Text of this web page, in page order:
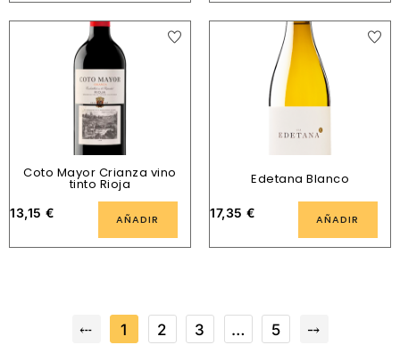
Coto Mayor Crianza vino
tinto Rioja
13,15 € AÑADIR
Edetana Blanco
17,35 € AÑADIR
⤎ 1 2 3 … 5 ⤍